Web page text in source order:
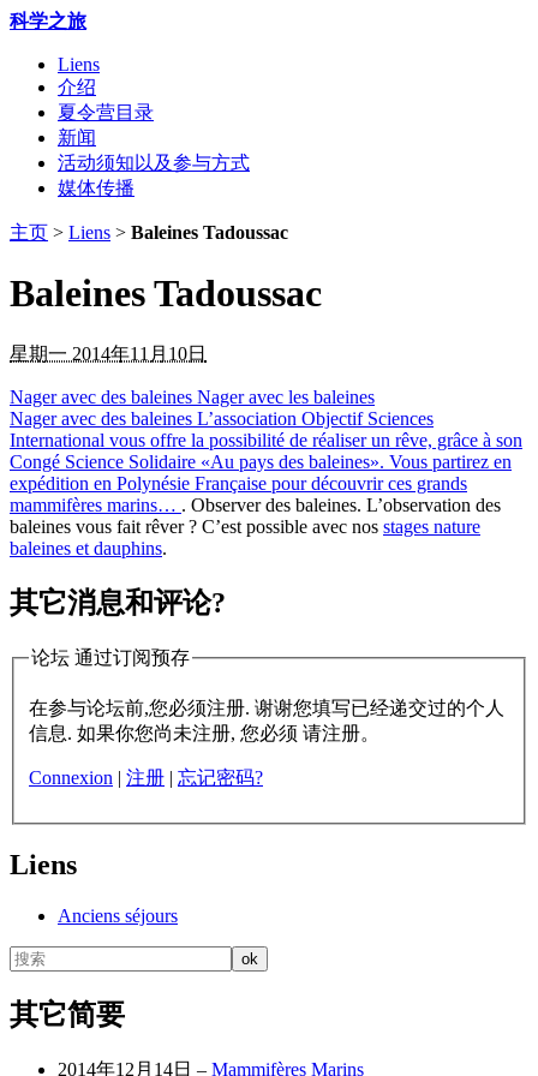
科学之旅
Liens
介绍
夏令营目录
新闻
活动须知以及参与方式
媒体传播
主页 > Liens > Baleines Tadoussac
Baleines Tadoussac
星期一 2014年11月10日
Nager avec des baleines Nager avec les baleines
Nager avec des baleines L’association Objectif Sciences
International vous offre la possibilité de réaliser un rêve, grâce à son
Congé Science Solidaire «Au pays des baleines». Vous partirez en
expédition en Polynésie Française pour découvrir ces grands
mammifères marins… . Observer des baleines. L’observation des
baleines vous fait rêver ? C’est possible avec nos stages nature
baleines et dauphins.
其它消息和评论?
论坛 通过订阅预存
在参与论坛前,您必须注册. 谢谢您填写已经递交过的个人
信息. 如果你您尚未注册, 您必须 请注册。
Connexion | 注册 | 忘记密码?
Liens
Anciens séjours
其它简要
2014年12月14日 – Mammifères Marins